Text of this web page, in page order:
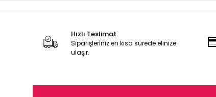
Hızlı Teslimat
Siparişleriniz en kısa sürede elinize
ulaşır.